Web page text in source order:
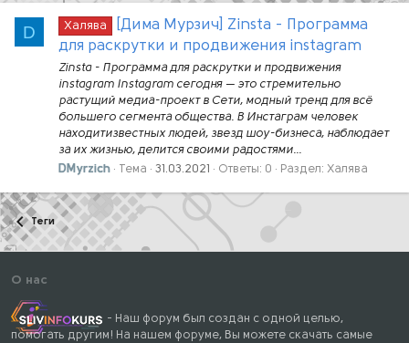
D Халява
[Дима Мурзич] Zinsta - Программа
для раскрутки и продвижения instagram
Zinsta - Программа для раскрутки и продвижения
instagram Instagram сегодня — это стремительно
растущий медиа-проект в Сети, модный тренд для всё
большего сегмента общества. В Инстаграм человек
находитизвестных людей, звезд шоу-бизнеса, наблюдает
за их жизнью, делится своими радостями...
DMyrzich
Тема 31.03.2021 Ответы: 0 Раздел: Халява
Теги
О нас
- Наш форум был создан с одной целью,
помогать другим! На нашем форуме, Вы можете скачать самые